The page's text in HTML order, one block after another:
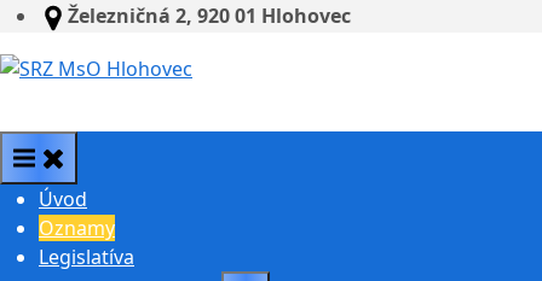
Železničná 2, 920 01 Hlohovec
Úvod
Oznamy
Legislatíva